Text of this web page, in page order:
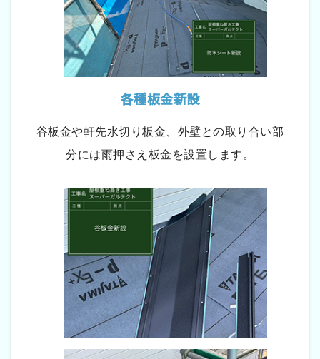
各種板金新設
谷板金や軒先水切り板金、外壁との取り合い部
分には雨押さえ板金を設置します。